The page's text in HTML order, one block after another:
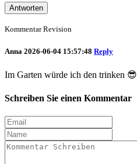
Antworten
Kommentar Revision
Anna 2026-06-04 15:57:48 Reply
Im Garten würde ich den trinken 😎
Schreiben Sie einen Kommentar